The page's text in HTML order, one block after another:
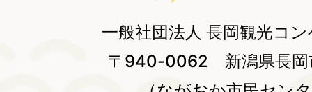
一般社団法人 長岡観光コ
〒940-0062 新潟県長岡